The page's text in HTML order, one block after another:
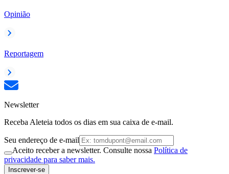
Opinião
Reportagem
Newsletter
Receba Aleteia todos os dias em sua caixa de e-mail.
Seu endereço de e-mail
Aceito receber a newsletter. Consulte nossa Política de
privacidade para saber mais.
Inscrever-se